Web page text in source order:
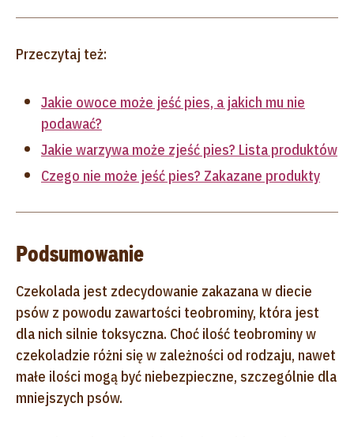
Przeczytaj też:
Jakie owoce może jeść pies, a jakich mu nie
podawać?
Jakie warzywa może zjeść pies? Lista produktów
Czego nie może jeść pies? Zakazane produkty
Podsumowanie
Czekolada jest zdecydowanie zakazana w diecie
psów z powodu zawartości teobrominy, która jest
dla nich silnie toksyczna. Choć ilość teobrominy w
czekoladzie różni się w zależności od rodzaju, nawet
małe ilości mogą być niebezpieczne, szczególnie dla
mniejszych psów.